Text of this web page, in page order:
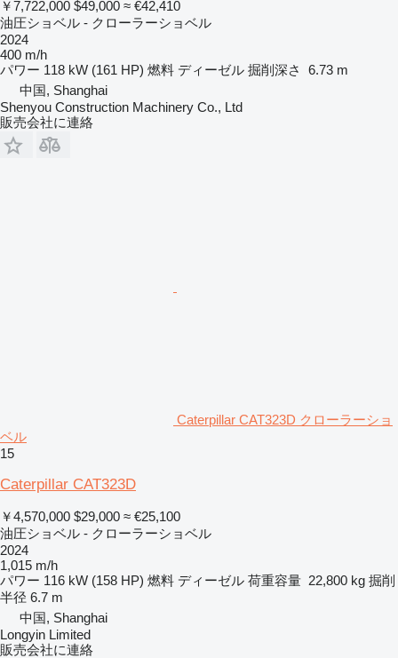
￥7,722,000 $49,000 ≈ €42,410
油圧ショベル - クローラーショベル
2024
400 m/h
パワー 118 kW (161 HP) 燃料 ディーゼル 掘削深さ
6.73 m
中国, Shanghai
Shenyou Construction Machinery Co., Ltd
販売会社に連絡
Caterpillar CAT323D クローラーショ
ベル
15
Caterpillar CAT323D
￥4,570,000 $29,000 ≈ €25,100
油圧ショベル - クローラーショベル
2024
1,015 m/h
パワー 116 kW (158 HP) 燃料 ディーゼル 荷重容量 22,800 kg 掘削
半径 6.7 m
中国, Shanghai
Longyin Limited
販売会社に連絡